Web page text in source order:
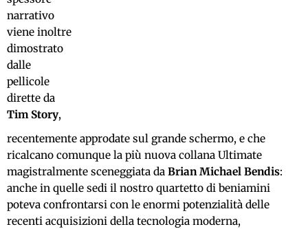
narrativo
viene inoltre
dimostrato
dalle
pellicole
dirette da
Tim Story,
recentemente approdate sul grande schermo, e che
ricalcano comunque la più nuova collana Ultimate
magistralmente sceneggiata da Brian Michael Bendis:
anche in quelle sedi il nostro quartetto di beniamini
poteva confrontarsi con le enormi potenzialità delle
recenti acquisizioni della tecnologia moderna,